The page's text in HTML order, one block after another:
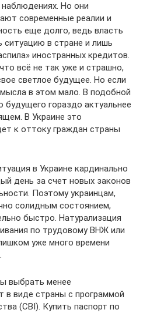
Но они
современные реалии и
еще долго, ведь власть
в стране и лишь
иностранных кредитов.
всё не так уже и страшно,
светлое будущее. Но если
в этом мало. В подобной
будущего гораздо актуальнее
В Украине это
к оттоку граждан страны
в Украине кардинально
день за счет новых законов
Поэтому украинцам,
солидным состоянием,
быстро. Натурализация
по трудовому ВНЖ или
уже много времени
выбрать менее
в виде страны с программой
(CBI). Купить паспорт по